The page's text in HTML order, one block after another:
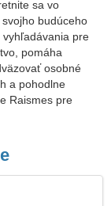
sa vo
budúceho
vyhľadávania pre
pomáha
osobné
a pohodlne
Raismes pre